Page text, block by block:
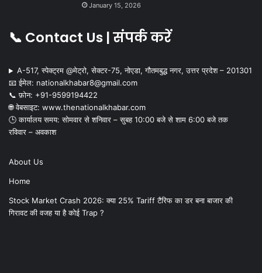
January 15, 2026
📞 Contact Us | संपर्क करें
A-517, स्पेक्ट्रम @मेट्रो, सेक्टर-75, नोएडा, गौतमबुद्ध नगर, उत्तर प्रदेश – 201301
📧 ईमेल: nationalkhabar8@gmail.com
📞 फ़ोन: ‪+91-9599194422‬
🌐 वेबसाइट: www.thenationalkhabar.com
🕒 कार्यालय समय: सोमवार से शनिवार – सुबह 10:00 बजे से शाम 6:00 बजे तक
रविवार – अवकाश
About Us
Home
Stock Market Crash 2026: क्या 25% Tariff टैरिफ का डर बना बाजार की
गिरावट की वजह या है कोई Trap ?